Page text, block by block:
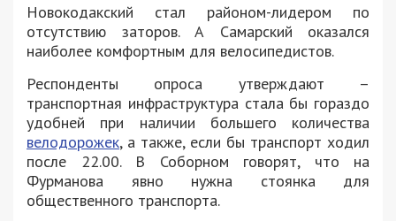
Новокодакский стал районом-лидером по
отсутствию заторов. А Самарский оказался
наиболее комфортным для велосипедистов.
Респонденты опроса утверждают –
транспортная инфраструктура стала бы гораздо
удобней при наличии большего количества
велодорожек, а также, если бы транспорт ходил
после 22.00. В Соборном говорят, что на
Фурманова явно нужна стоянка для
общественного транспорта.